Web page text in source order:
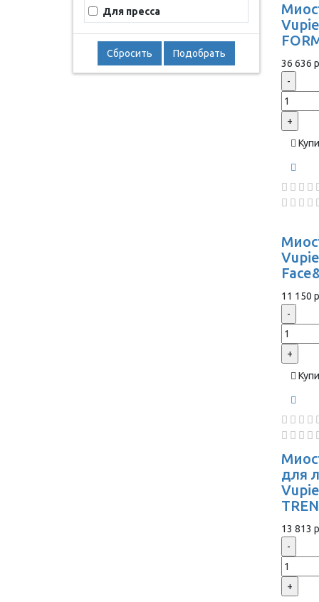
Для пресса
Сбросить Подобрать
36 636
-
+
11 150
-
+
для
13 813
-
+